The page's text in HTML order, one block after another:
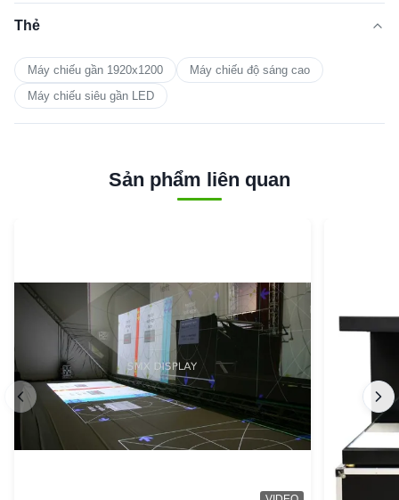
Thẻ
Máy chiếu gần 1920x1200
Máy chiếu độ sáng cao
Máy chiếu siêu gần LED
Sản phẩm liên quan